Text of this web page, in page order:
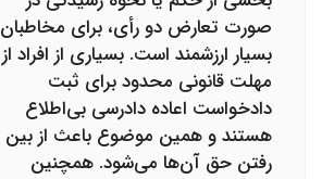
صورت تعارض دو رأی، برای مخاطبان
بسیار ارزشمند است. بسیاری از افراد از
مهلت قانونی محدود برای ثبت
دادخواست اعاده دادرسی بی‌اطلاع
هستند و همین موضوع باعث از بین
رفتن حق آن‌ها می‌شود. همچنین